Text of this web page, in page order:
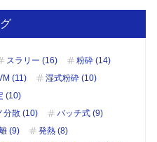
スラリー (16)
粉砕 (14)
(11)
湿式粉砕 (10)
(10)
分散 (10)
バッチ式 (9)
(9)
発熱 (8)